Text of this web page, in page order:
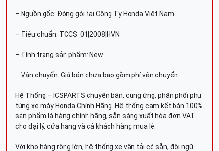
– Nguồn gốc: Đóng gói tại Công Ty Honda Việt Nam
– Tiêu chuẩn: TCCS: 01|2008|HVN
– Tình trạng sản phẩm: New
– Vận chuyển: Giá bán chưa bao gồm phí vận chuyển.
Hệ Thống – ICSPARTS chuyên bán, cung ứng, phân phối phụ
tùng xe máy Honda Chính Hãng. Hệ thống cam kết bán 100%
sản phẩm là hàng chính hãng, sẵn sàng xuất hóa đơn VAT
cho đại lý, cửa hàng và cả khách hàng mua lẻ.
Với kho hàng rộng lớn, hệ thống xe vận tải có sẵn, đội ngũ